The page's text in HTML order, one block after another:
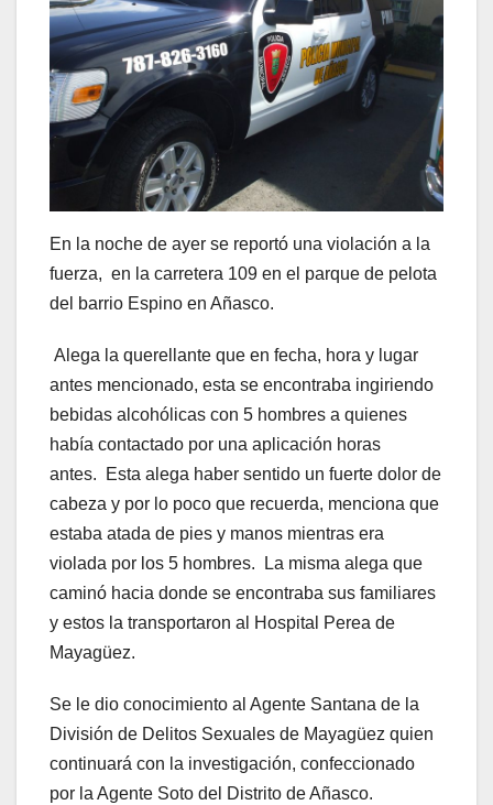
En la noche de ayer se reportó una violación a la
fuerza, en la carretera 109 en el parque de pelota
del barrio Espino en Añasco.
Alega la querellante que en fecha, hora y lugar
antes mencionado, esta se encontraba ingiriendo
bebidas alcohólicas con 5 hombres a quienes
había contactado por una aplicación horas
antes. Esta alega haber sentido un fuerte dolor de
cabeza y por lo poco que recuerda, menciona que
estaba atada de pies y manos mientras era
violada por los 5 hombres. La misma alega que
caminó hacia donde se encontraba sus familiares
y estos la transportaron al Hospital Perea de
Mayagüez.
Se le dio conocimiento al Agente Santana de la
División de Delitos Sexuales de Mayagüez quien
continuará con la investigación, confeccionado
por la Agente Soto del Distrito de Añasco.